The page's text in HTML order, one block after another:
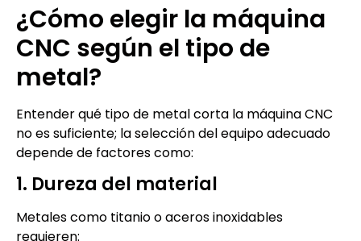
¿Cómo elegir la máquina
CNC según el tipo de
metal?
Entender qué tipo de metal corta la máquina CNC
no es suficiente; la selección del equipo adecuado
depende de factores como:
1. Dureza del material
Metales como titanio o aceros inoxidables
requieren: